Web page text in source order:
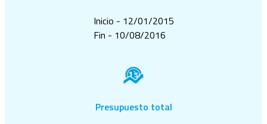
Inicio - 12/01/2015
Fin - 10/08/2016
Presupuesto total